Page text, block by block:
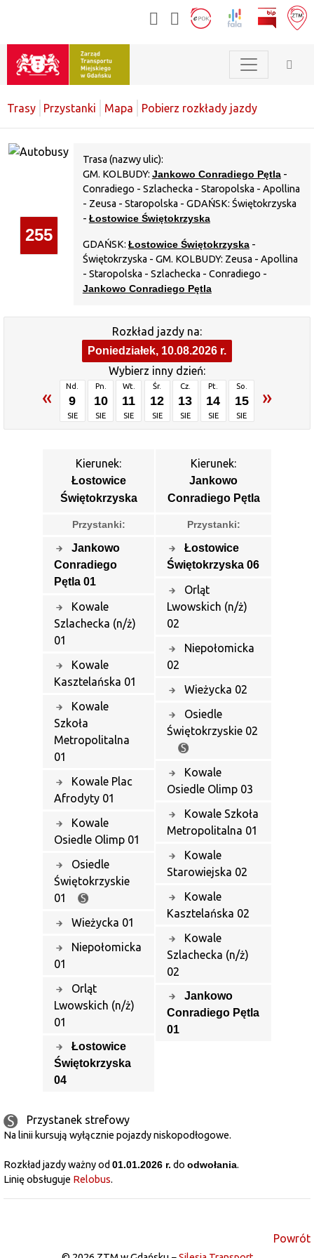
Trasy Przystanki Mapa Pobierz rozkłady jazdy
255
Trasa (nazwy ulic):
GM. KOLBUDY: Jankowo Conradiego Pętla-
Conradiego - Szlachecka - Staropolska - Apollina
- Zeusa - Staropolska - GDAŃSK: Świętokrzyska
- Łostowice Świętokrzyska
GDAŃSK: Łostowice Świętokrzyska-
Świętokrzyska - GM. KOLBUDY: Zeusa - Apollina
- Staropolska - Szlachecka - Conradiego -
Jankowo Conradiego Pętla
Rozkład jazdy na:
Poniedziałek, 10.08.2026 r.
Wybierz inny dzień:
« Nd.
9
SIE
Pn.
10
SIE
Wt.
11
SIE
Śr.
12
SIE
Cz.
13
SIE
Pt.
14
SIE
So.
15
SIE
»
Kierunek:
Łostowice
Świętokrzyska
Przystanki:
Jankowo
Conradiego
Pętla 01
Kowale
Szlachecka (n/ż)
01
Kowale
Kasztelańska 01
Kowale
Szkoła
Metropolitalna
01
Kowale Plac
Afrodyty 01
Kowale
Osiedle Olimp 01
Osiedle
Świętokrzyskie
01
Wieżycka 01
Niepołomicka
01
Orląt
Lwowskich (n/ż)
01
Łostowice
Świętokrzyska
04
Kierunek:
Jankowo
Conradiego Pętla
Przystanki:
Łostowice
Świętokrzyska 06
Orląt
Lwowskich (n/ż)
02
Niepołomicka
02
Wieżycka 02
Osiedle
Świętokrzyskie 02
Kowale
Osiedle Olimp 03
Kowale Szkoła
Metropolitalna 01
Kowale
Starowiejska 02
Kowale
Kasztelańska 02
Kowale
Szlachecka (n/ż)
02
Jankowo
Conradiego Pętla
01
Przystanek strefowy
Na linii kursują wyłącznie pojazdy niskopodłogowe.
Rozkład jazdy ważny od 01.01.2026 r. do odwołania.
Linię obsługuje Relobus.
Powrót